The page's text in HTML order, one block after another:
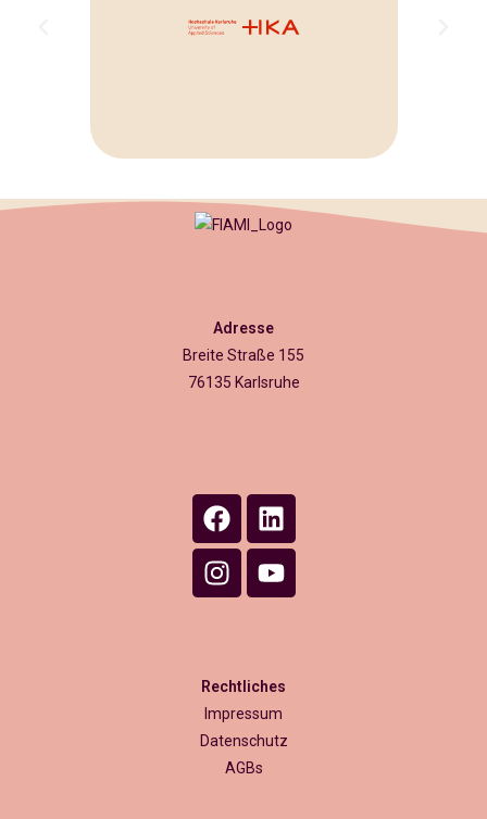
Adresse
Breite Straße 155
76135 Karlsruhe
Rechtliches
Impressum
Datenschutz
AGBs